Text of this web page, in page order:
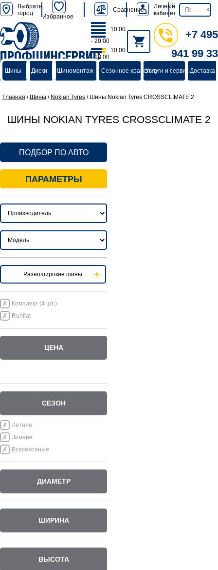
Выбрать
город
Избранное
Сравнение
Личный
кабинет
ПРОФШИНСЕРВИС
группа компаний
10:00
- 20:00
10:00
- 18:00
+7 495
941 99 33
Шины Диски Шиномонтаж Сезонное хранениеУслуги и сервисДоставка
Главная / Шины / Nokian Tyres / Шины Nokian Tyres CROSSCLIMATE 2
ШИНЫ NOKIAN TYRES CROSSCLIMATE 2
ПОДБОР ПО АВТО
ПАРАМЕТРЫ
Разноширокие шины
Комплект (4 шт.)
Runflat
ЦЕНА
СЕЗОН
Летние
Зимние
Всесезонные
ДИАМЕТР
ШИРИНА
ВЫСОТА